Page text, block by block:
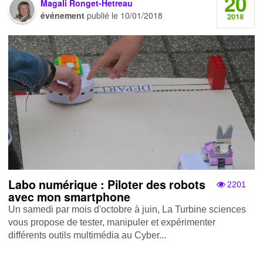
Magali Ronget-Hetreau
événement publié le 10/01/2018 2018
2201
Labo numérique : Piloter des robots
avec mon smartphone
Un samedi par mois d'octobre à juin, La Turbine sciences
vous propose de tester, manipuler et expérimenter
différents outils multimédia au Cyber...